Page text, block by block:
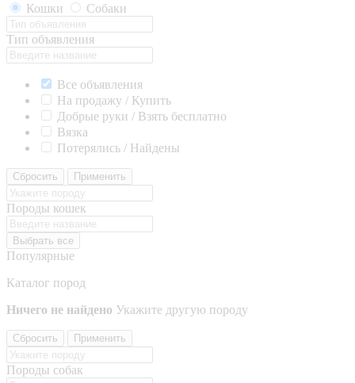
Кошки
Собаки
Тип объявления
Все объявления
На продажу / Купить
Добрые руки / Взять бесплатно
Вязка
Потерялись / Найдены
Сбросить Применить
Породы кошек
Выбрать все
Популярные
Каталог пород
Ничего не найдено Укажите другую породу
Сбросить Применить
Породы собак